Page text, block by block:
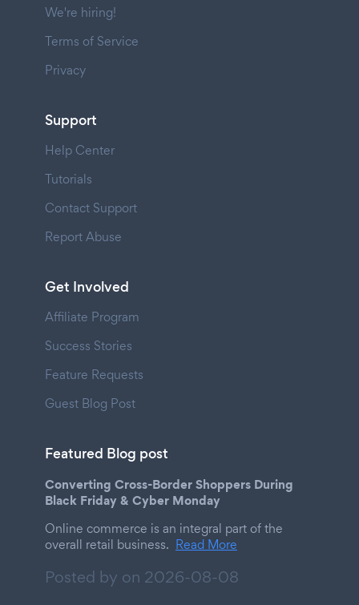
We're hiring!
Terms of Service
Privacy
Support
Help Center
Tutorials
Contact Support
Report Abuse
Get Involved
Affiliate Program
Success Stories
Feature Requests
Guest Blog Post
Featured Blog post
Converting Cross-Border Shoppers During
Black Friday & Cyber Monday
Online commerce is an integral part of the
overall retail business. Read More
Posted by on 2026-08-08